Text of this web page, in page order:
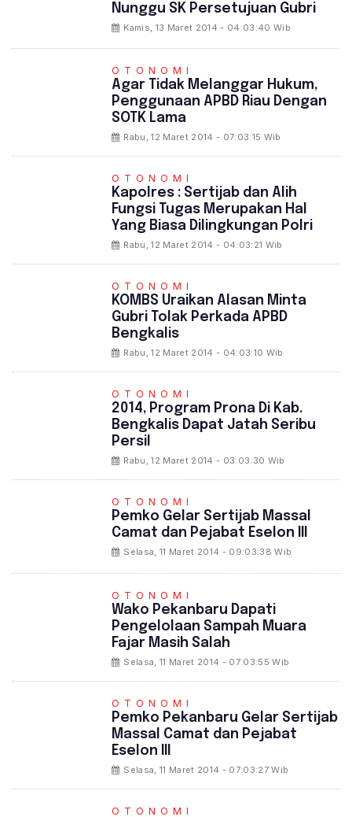
Nunggu SK Persetujuan Gubri
Kamis, 13 Maret 2014 - 04:03:40 Wib
OTONOMI
Agar Tidak Melanggar Hukum,
Penggunaan APBD Riau Dengan
SOTK Lama
Rabu, 12 Maret 2014 - 07:03:15 Wib
OTONOMI
Kapolres : Sertijab dan Alih
Fungsi Tugas Merupakan Hal
Yang Biasa Dilingkungan Polri
Rabu, 12 Maret 2014 - 04:03:21 Wib
OTONOMI
KOMBS Uraikan Alasan Minta
Gubri Tolak Perkada APBD
Bengkalis
Rabu, 12 Maret 2014 - 04:03:10 Wib
OTONOMI
2014, Program Prona Di Kab.
Bengkalis Dapat Jatah Seribu
Persil
Rabu, 12 Maret 2014 - 03:03:30 Wib
OTONOMI
Pemko Gelar Sertijab Massal
Camat dan Pejabat Eselon III
Selasa, 11 Maret 2014 - 09:03:38 Wib
OTONOMI
Wako Pekanbaru Dapati
Pengelolaan Sampah Muara
Fajar Masih Salah
Selasa, 11 Maret 2014 - 07:03:55 Wib
OTONOMI
Pemko Pekanbaru Gelar Sertijab
Massal Camat dan Pejabat
Eselon III
Selasa, 11 Maret 2014 - 07:03:27 Wib
OTONOMI